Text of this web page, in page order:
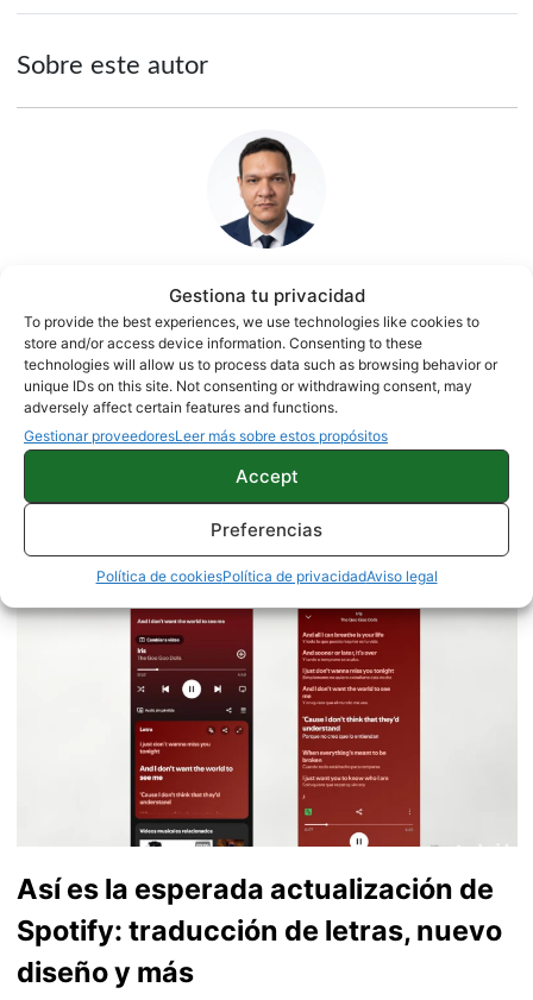
Gestiona tu privacidad
To provide the best experiences, we use technologies like cookies to
store and/or access device information. Consenting to these
technologies will allow us to process data such as browsing behavior or
unique IDs on this site. Not consenting or withdrawing consent, may
adversely affect certain features and functions.
Gestionar proveedoresLeer más sobre estos propósitos
Accept
Preferencias
Política de cookiesPolítica de privacidadAviso legal
Sobre este autor
Jesús González
1500 artículos publicados en ProAndroid desde 2020.
Periodista experto en tecnología y especializado en
móviles Android y telefonía, desde pequeño vive por y para
los gadgets, le encanta estar a la última y es redactor sobre
tablets, smartwatches y todo lo que tenga una pantalla. Ha
probado más de 100 móviles de distintas marcas, y es
capaz de encontrar los detalles más importantes. Síguelo
Así es la esperada actualización de
Spotify: traducción de letras, nuevo
diseño y más